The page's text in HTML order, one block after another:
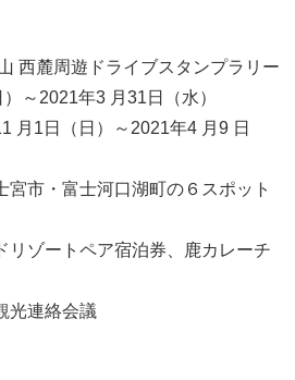
西麓周遊ドライブスタンプラリー
～2021年3 月31日（水）
月1日（日）～2021年4 月9 日
宮市・富士河口湖町の６スポット
リゾートペア宿泊券、鹿カレーチ
光連絡会議